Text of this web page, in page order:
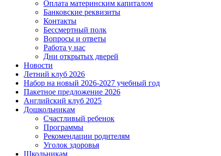
Оплата материнским капиталом
Банковские реквизиты
Контакты
Бессмертный полк
Вопросы и ответы
Работа у нас
Дни открытых дверей
Новости
Летний клуб 2026
Набор на новый 2026-2027 учебный год
Пакетное предложение 2026
Английский клуб 2025
Дошкольникам
Счастливый ребенок
Программы
Рекомендации родителям
Уголок здоровья
Школьникам